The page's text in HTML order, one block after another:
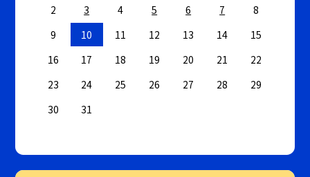
2
3 4 5 6 7
8
9
10 11 12 13 14
15
16
17 18 19 20 21
22
23
24 25 26 27 28
29
30
31